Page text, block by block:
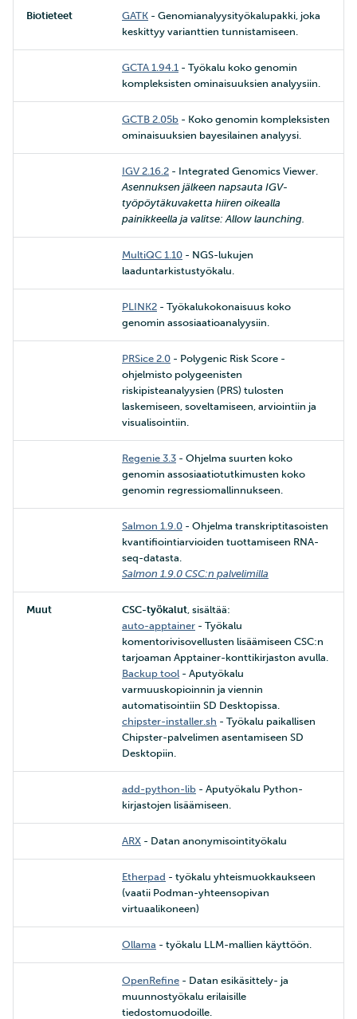
Biotieteet GATK - Genomianalyysityökalupakki, joka
keskittyy varianttien tunnistamiseen.
GCTA 1.94.1 - Työkalu koko genomin
kompleksisten ominaisuuksien analyysiin.
GCTB 2.05b - Koko genomin kompleksisten
ominaisuuksien bayesilainen analyysi.
IGV 2.16.2 - Integrated Genomics Viewer.
Asennuksen jälkeen napsauta IGV-
työpöytäkuvaketta hiiren oikealla
painikkeella ja valitse: Allow launching.
MultiQC 1.10 - NGS-lukujen
laaduntarkistustyökalu.
PLINK2 - Työkalukokonaisuus koko
genomin assosiaatioanalyysiin.
PRSice 2.0 - Polygenic Risk Score -
ohjelmisto polygeenisten
riskipisteanalyysien (PRS) tulosten
laskemiseen, soveltamiseen, arviointiin ja
visualisointiin.
Regenie 3.3 - Ohjelma suurten koko
genomin assosiaatiotutkimusten koko
genomin regressiomallinnukseen.
Salmon 1.9.0 - Ohjelma transkriptitasoisten
kvantifiointiarvioiden tuottamiseen RNA-
seq-datasta.
Salmon 1.9.0 CSC:n palvelimilla
Muut CSC-työkalut, sisältää:
auto-apptainer - Työkalu
komentorivisovellusten lisäämiseen CSC:n
tarjoaman Apptainer-konttikirjaston avulla.
Backup tool - Aputyökalu
varmuuskopioinnin ja viennin
automatisointiin SD Desktopissa.
chipster-installer.sh - Työkalu paikallisen
Chipster-palvelimen asentamiseen SD
Desktopiin.
add-python-lib - Aputyökalu Python-
kirjastojen lisäämiseen.
ARX - Datan anonymisointityökalu
Etherpad - työkalu yhteismuokkaukseen
(vaatii Podman-yhteensopivan
virtuaalikoneen)
Ollama - työkalu LLM-mallien käyttöön.
OpenRefine - Datan esikäsittely- ja
muunnostyökalu erilaisille
tiedostomuodoille.